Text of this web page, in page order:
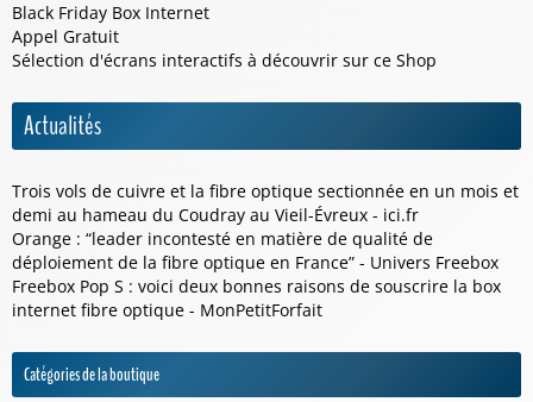
Black Friday Box Internet
Appel Gratuit
Sélection d'écrans interactifs à découvrir sur ce Shop
Actualités
Trois vols de cuivre et la fibre optique sectionnée en un mois et
demi au hameau du Coudray au Vieil-Évreux - ici.fr
Orange : “leader incontesté en matière de qualité de
déploiement de la fibre optique en France” - Univers Freebox
Freebox Pop S : voici deux bonnes raisons de souscrire la box
internet fibre optique - MonPetitForfait
Catégories de la boutique